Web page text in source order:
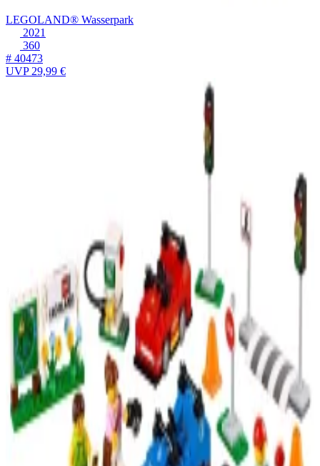
LEGOLAND® Wasserpark
2021
360
# 40473
UVP29,99 €